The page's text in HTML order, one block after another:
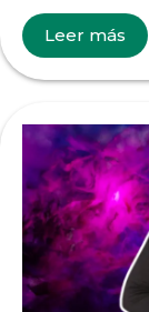
Leer más